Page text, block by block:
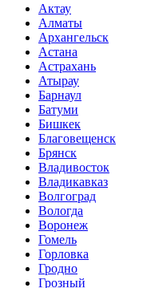
Актау
Алматы
Архангельск
Астана
Астрахань
Атырау
Барнаул
Батуми
Бишкек
Благовещенск
Брянск
Владивосток
Владикавказ
Волгоград
Вологда
Воронеж
Гомель
Горловка
Гродно
Грозный